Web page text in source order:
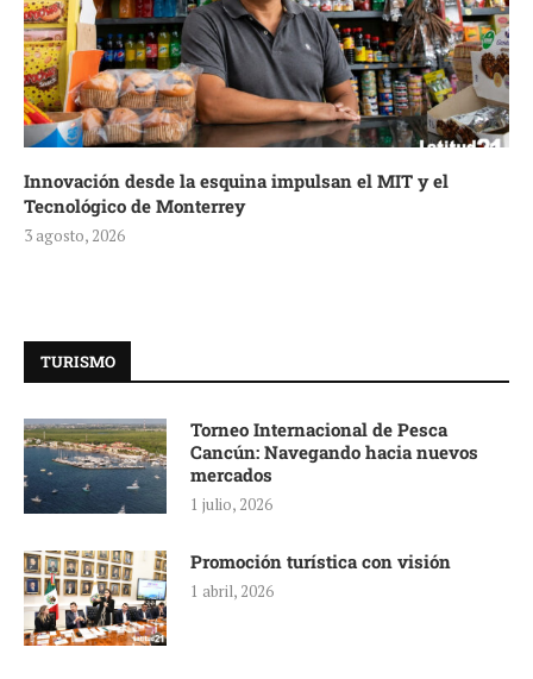
Innovación desde la esquina impulsan el MIT y el
Tecnológico de Monterrey
3 agosto, 2026
TURISMO
Torneo Internacional de Pesca
Cancún: Navegando hacia nuevos
mercados
1 julio, 2026
Promoción turística con visión
1 abril, 2026